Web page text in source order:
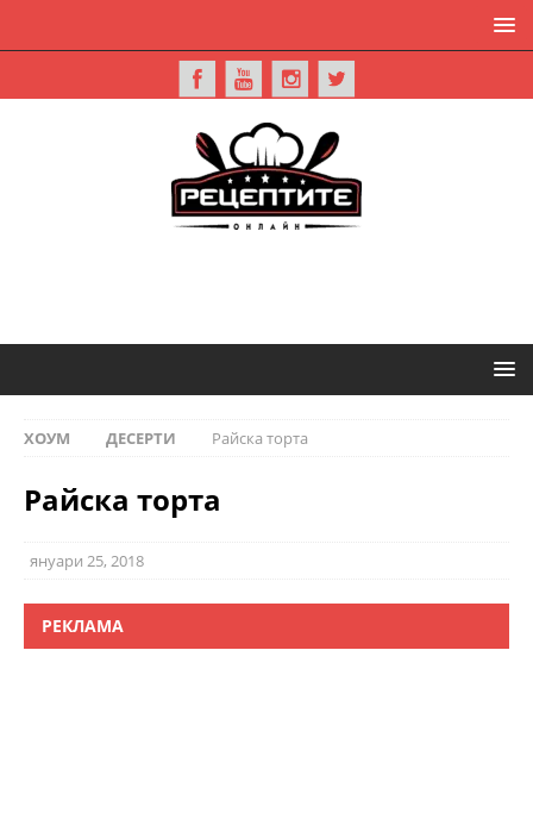
ХОУМ ДЕСЕРТИ Райска торта
Райска торта
януари 25, 2018
РЕКЛАМА